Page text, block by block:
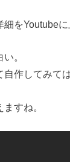
をYoutubeに
。
作してみて
すね。